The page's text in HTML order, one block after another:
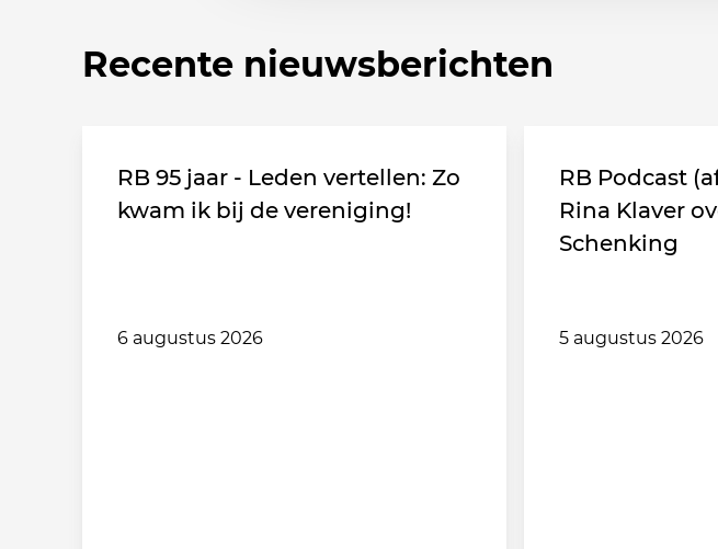
Recente nieuwsberichten
RB 95 jaar - Leden vertellen: Zo
kwam ik bij de vereniging!
6 augustus 2026
RB Podcast
Rina Klaver
Schenking
5 augustus 2026